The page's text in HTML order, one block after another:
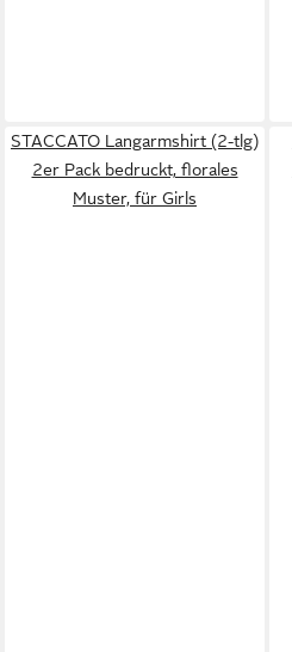
STACCATO Langarmshirt (2-tlg)
2er Pack bedruckt, florales
Muster, für Girls